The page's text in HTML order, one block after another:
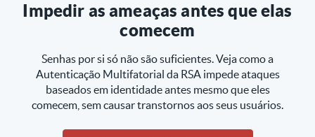
Impedir as ameaças antes que elas
comecem
Senhas por si só não são suficientes. Veja como a
Autenticação Multifatorial da RSA impede ataques
baseados em identidade antes mesmo que eles
comecem, sem causar transtornos aos seus usuários.